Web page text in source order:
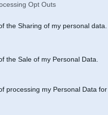
Opt Outs
the Sharing of my personal data.
the Sale of my Personal Data.
processing my Personal Data for